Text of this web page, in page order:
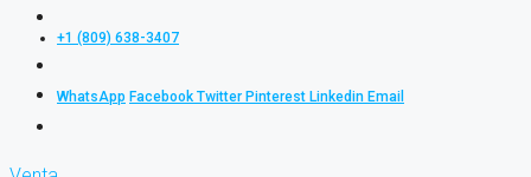
+1 (809) 638-3407
WhatsApp Facebook Twitter Pinterest Linkedin Email